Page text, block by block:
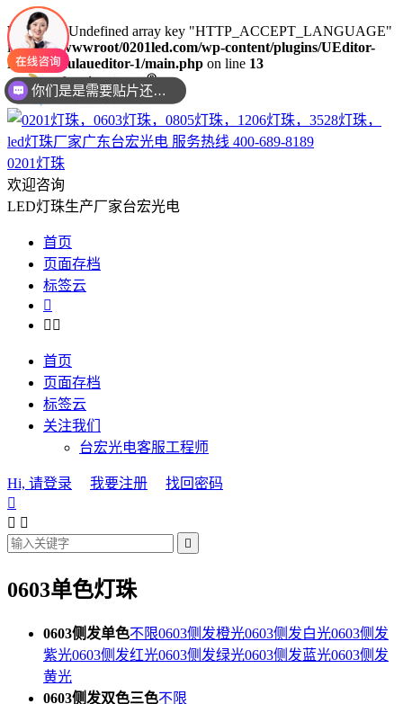
Warning
: Undefined array key "HTTP_ACCEPT_LANGUAGE"
in/www/wwwroot/0201led.com/wp-content/plugins/UEditor-
KityFormulaueditor-1/main.php on line 13
0201灯珠
欢迎咨询
LED灯珠生产厂家台宏光电
首页
页面存档
标签云

 
首页
页面存档
标签云
关注我们
台宏光电客服工程师
Hi, 请登录 我要注册
找回密码

 

0603单色灯珠
0603侧发单色不限0603侧发橙光0603侧发白光0603侧发
紫光0603侧发红光0603侧发绿光0603侧发蓝光0603侧发
黄光
0603侧发双色三色不限
你们是是需要贴片还是插件灯珠呢？